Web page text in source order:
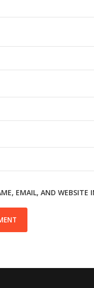
EMAIL, AND